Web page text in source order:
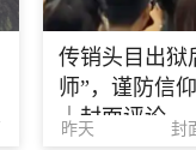
传销头目出狱
师”，谨防信
｜封面评论
昨天 封